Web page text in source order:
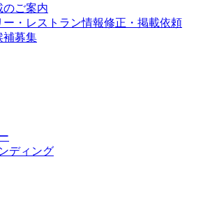
のご案内
ー・レストラン情報修正・掲載依頼
補募集
ディング